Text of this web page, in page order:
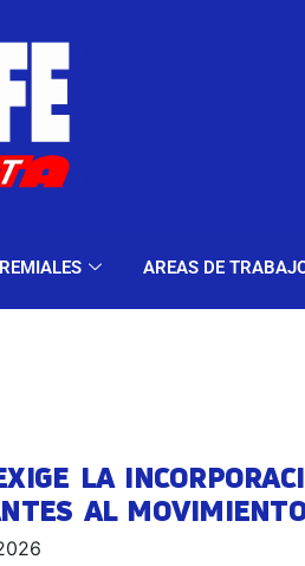
AREAS DE
Y MODALIDADES
LA
AL